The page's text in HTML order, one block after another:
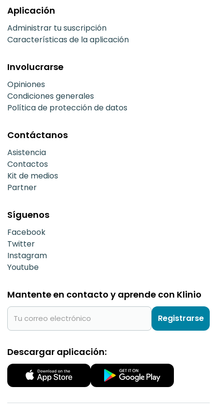
Aplicación
Administrar tu suscripción
Características de la aplicación
Involucrarse
Opiniones
Condiciones generales
Política de protección de datos
Contáctanos
Asistencia
Contactos
Kit de medios
Partner
Síguenos
Facebook
Twitter
Instagram
Youtube
Mantente en contacto y aprende con Klinio
Registrarse
Descargar aplicación: